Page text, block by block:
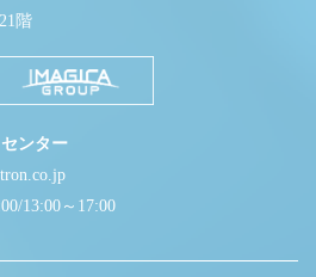
階
ンター
13:00～17:00